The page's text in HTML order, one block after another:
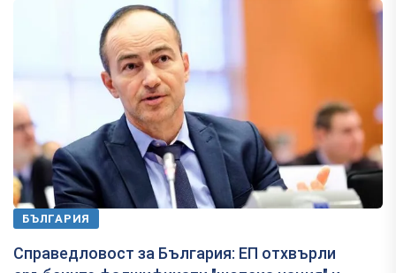
БЪЛГАРИЯ
Справедловост за България: ЕП отхвърли